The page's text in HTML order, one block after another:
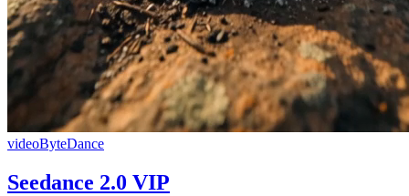
videoByteDance
Seedance 2.0 VIP